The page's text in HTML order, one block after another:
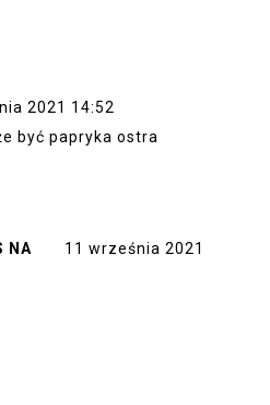
2021 14:52
być papryka ostra
NA
11 września 2021